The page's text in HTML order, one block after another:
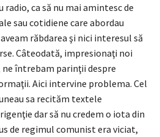
radio, ca să nu mai amintesc de
sau cotidiene care abordau
răbdarea şi nici interesul să
Câteodată, impresionaţi noi
ne întrebam parinţii despre
Aici intervine problema. Cel
sa recităm textele
dar să nu credem o iota din
de regimul comunist era viciat,